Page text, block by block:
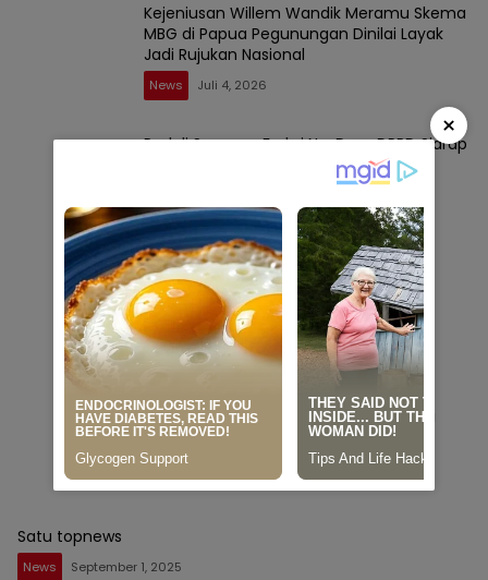
Kejeniusan Willem Wandik Meramu Skema
MBG di Papua Pegunungan Dinilai Layak
Jadi Rujukan Nasional
News Juli 4, 2026
Peduli Sesama, Fraksi NasDem DPRD Sidrap
Beri Harapan Baru bagi Penyandang
News Mei 8, 2026
Terindikasi Langgar Kebijakan Menhub,
UPPKB Tana Batue Beroperasi Hingga
Subuh Saat Posko Angkutan Lebaran
Berlangsung
News Maret 18, 2026
Kajari Sidrap Lantik Kasi Datun dan Kasi
Pidum Baru
News
Satu topnews
News September 1, 2025
×